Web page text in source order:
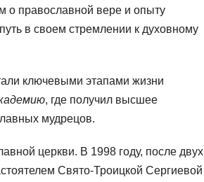
о православной вере и опыту
в своем стремлении к духовному
ключевыми этапами жизни
, где получил высшее
мудрецов.
церкви. В 1998 году, после двух
Свято-Троицкой Сергиевой